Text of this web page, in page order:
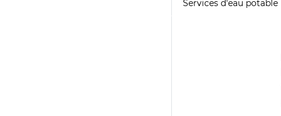
Services d'eau potable